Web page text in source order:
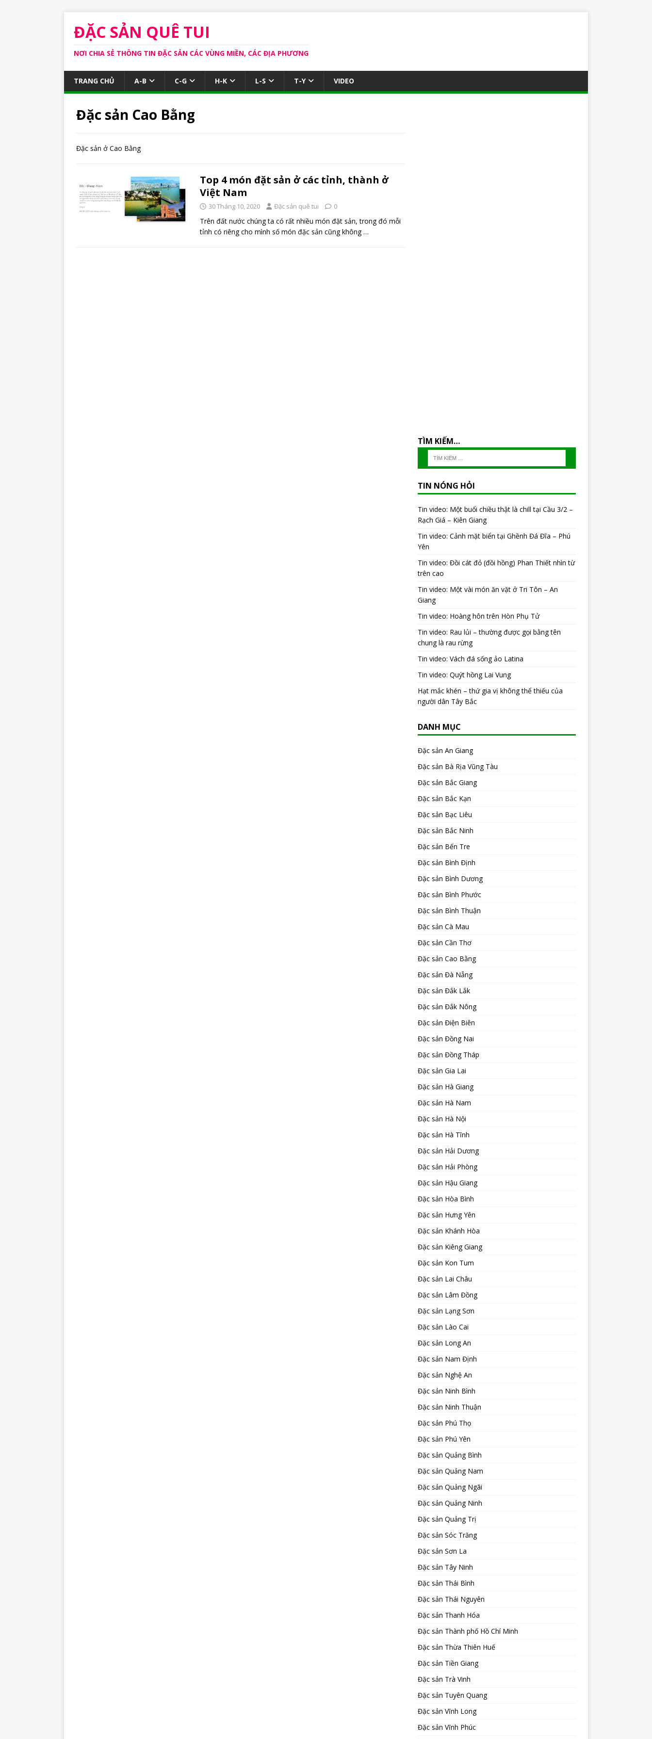
ĐẶC SẢN QUÊ TUI
NƠI CHIA SẺ THÔNG TIN ĐẶC SẢN CÁC VÙNG MIỀN, CÁC ĐỊA PHƯƠNG
TRANG CHỦ A-B C-G H-K L-S T-Y VIDEO
Đặc sản Cao Bằng
Đặc sản ở Cao Bằng
Top 4 món đặt sản ở các tỉnh, thành ở
Việt Nam
30 Tháng 10, 2020 Đặc sản quê tui 0
Trên đất nước chúng ta có rất nhiều món đặt sản, trong đó mỗi
tỉnh có riêng cho mình số món đặc sản cũng không…
TÌM KIẾM…
TIN NÓNG HỎI
Tin video: Một buổi chiều thật là chill tại Cầu 3/2 –
Rạch Giá – Kiên Giang
Tin video: Cảnh mặt biển tại Ghềnh Đá Đĩa – Phú
Yên
Tin video: Đồi cát đỏ (đồi hồng) Phan Thiết nhìn từ
trên cao
Tin video: Một vài món ăn vặt ở Tri Tôn – An
Giang
Tin video: Hoàng hôn trên Hòn Phụ Tử
Tin video: Rau lủi – thường được gọi bằng tên
chung là rau rừng
Tin video: Vách đá sống ảo Latina
Tin video: Quýt hồng Lai Vung
Hạt mắc khén – thứ gia vị không thể thiếu của
người dân Tây Bắc
DANH MỤC
Đặc sản An Giang
Đặc sản Bà Rịa Vũng Tàu
Đặc sản Bắc Giang
Đặc sản Bắc Kạn
Đặc sản Bạc Liêu
Đặc sản Bắc Ninh
Đặc sản Bến Tre
Đặc sản Bình Định
Đặc sản Bình Dương
Đặc sản Bình Phước
Đặc sản Bình Thuận
Đặc sản Cà Mau
Đặc sản Cần Thơ
Đặc sản Cao Bằng
Đặc sản Đà Nẵng
Đặc sản Đắk Lắk
Đặc sản Đắk Nông
Đặc sản Điện Biên
Đặc sản Đồng Nai
Đặc sản Đồng Tháp
Đặc sản Gia Lai
Đặc sản Hà Giang
Đặc sản Hà Nam
Đặc sản Hà Nội
Đặc sản Hà Tĩnh
Đặc sản Hải Dương
Đặc sản Hải Phòng
Đặc sản Hậu Giang
Đặc sản Hòa Bình
Đặc sản Hưng Yên
Đặc sản Khánh Hòa
Đặc sản Kiêng Giang
Đặc sản Kon Tum
Đặc sản Lai Châu
Đặc sản Lâm Đồng
Đặc sản Lạng Sơn
Đặc sản Lào Cai
Đặc sản Long An
Đặc sản Nam Định
Đặc sản Nghệ An
Đặc sản Ninh Bình
Đặc sản Ninh Thuận
Đặc sản Phú Thọ
Đặc sản Phú Yên
Đặc sản Quảng Bình
Đặc sản Quảng Nam
Đặc sản Quảng Ngãi
Đặc sản Quảng Ninh
Đặc sản Quảng Trị
Đặc sản Sóc Trăng
Đặc sản Sơn La
Đặc sản Tây Ninh
Đặc sản Thái Bình
Đặc sản Thái Nguyên
Đặc sản Thanh Hóa
Đặc sản Thành phố Hồ Chí Minh
Đặc sản Thừa Thiên Huế
Đặc sản Tiền Giang
Đặc sản Trà Vinh
Đặc sản Tuyên Quang
Đặc sản Vĩnh Long
Đặc sản Vĩnh Phúc